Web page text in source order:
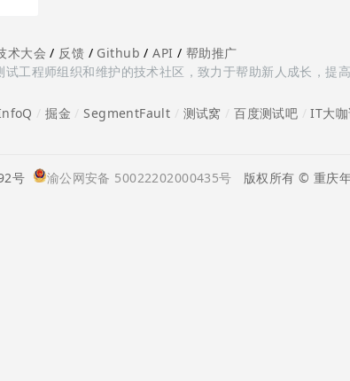
术大会 / 反馈 / Github /API / 帮助推广
工程师组织和维护的技术社区，致力于帮助新人成长，提
/掘金 /SegmentFault 测试窝 /百度测试吧 /IT大
号 渝公网安备 50022202000435号 版权所有 © 重庆